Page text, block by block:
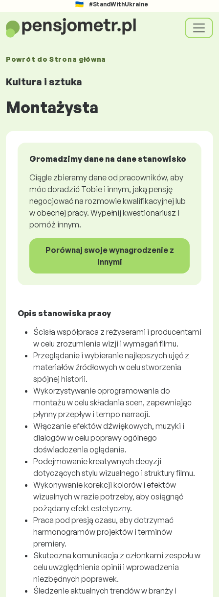
#StandWithUkraine
Powrót do Strona główna
Kultura i sztuka
Montażysta
Gromadzimy dane na dane stanowisko
Ciągle zbieramy dane od pracowników, aby
móc doradzić Tobie i innym, jaką pensję
negocjować na rozmowie kwalifikacyjnej lub
w obecnej pracy. Wypełnij kwestionariusz i
pomóż innym.
Porównaj swoje wynagrodzenie z
innymi
Opis stanowiska pracy
Ścisła współpraca z reżyserami i producentami
w celu zrozumienia wizji i wymagań filmu.
Przeglądanie i wybieranie najlepszych ujęć z
materiałów źródłowych w celu stworzenia
spójnej historii.
Wykorzystywanie oprogramowania do
montażu w celu składania scen, zapewniając
płynny przepływ i tempo narracji.
Włączanie efektów dźwiękowych, muzyki i
dialogów w celu poprawy ogólnego
doświadczenia oglądania.
Podejmowanie kreatywnych decyzji
dotyczących stylu wizualnego i struktury filmu.
Wykonywanie korekcji kolorów i efektów
wizualnych w razie potrzeby, aby osiągnąć
pożądany efekt estetyczny.
Praca pod presją czasu, aby dotrzymać
harmonogramów projektów i terminów
premiery.
Skuteczna komunikacja z członkami zespołu w
celu uwzględnienia opinii i wprowadzenia
niezbędnych poprawek.
Śledzenie aktualnych trendów w branży i